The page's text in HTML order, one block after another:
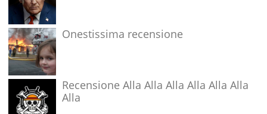
Onestissima recensione
Recensione Alla Alla Alla Alla Alla Alla
Alla